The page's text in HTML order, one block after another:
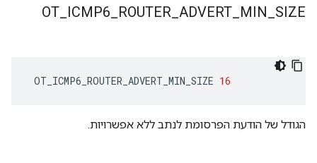
OT ICMP6 ROUTER ADVERT MIN SIZE
OT_ICMP6_ROUTER_ADVERT_MIN_SIZE 16
הגודל של הודעת הפרסומת לנתב ללא אפשרויות.